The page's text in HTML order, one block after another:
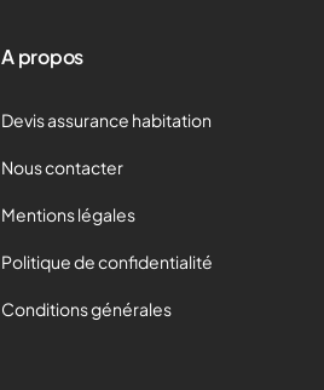
A propos
Devis assurance habitation
Nous contacter
Mentions légales
Politique de confidentialité
Conditions générales